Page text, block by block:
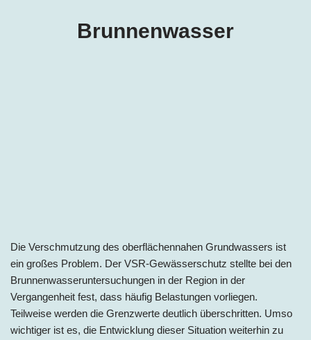
Brunnenwasser
Die Verschmutzung des oberflächennahen Grundwassers ist
ein großes Problem. Der VSR-Gewässerschutz stellte bei den
Brunnenwasseruntersuchungen in der Region in der
Vergangenheit fest, dass häufig Belastungen vorliegen.
Teilweise werden die Grenzwerte deutlich überschritten. Umso
wichtiger ist es, die Entwicklung dieser Situation weiterhin zu